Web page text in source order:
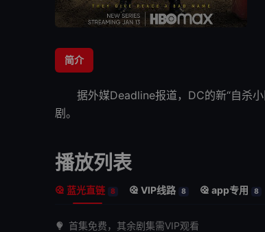
简介
据外媒Deadline报道，DC的新“自杀小
剧。
播放列表
蓝光直链 8 VIP线路 8 app专用 8
首集免费，其余剧集需VIP观看